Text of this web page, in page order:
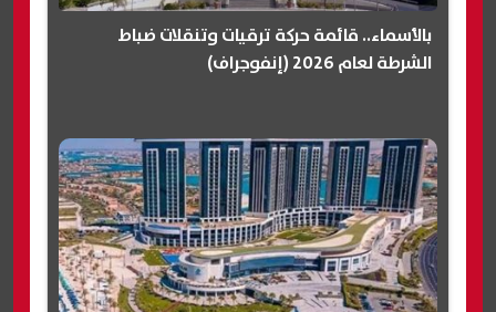
بالأسماء.. قائمة حركة ترقيات وتنقلات ضباط
الشرطة لعام 2026 (إنفوجراف)